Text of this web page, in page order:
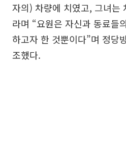
자의) 차량에 치였고, 그녀는
라며 “요원은 자신과 동료들
하고자 한 것뿐이다”며 정당
조했다.